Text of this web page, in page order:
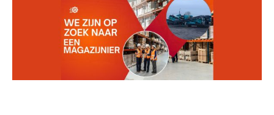
Specialiteiten
Testimonials
Contact